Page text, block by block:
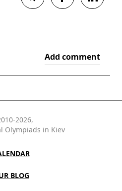
Add comment
2026,
Olympiads in Kiev
BLOG